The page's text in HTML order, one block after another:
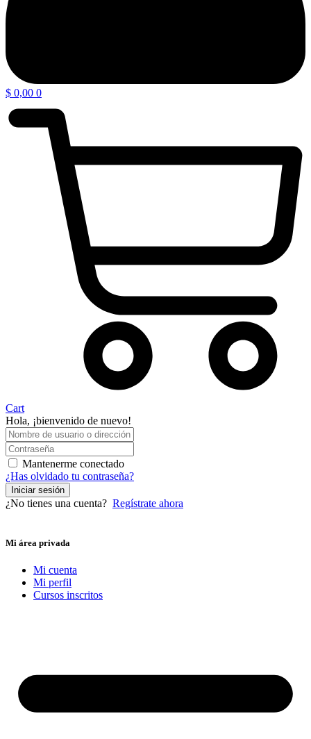
$ 0,00 0
Cart
Hola, ¡bienvenido de nuevo!
Mantenerme conectado
¿Has olvidado tu contraseña?
Iniciar sesión
¿No tienes una cuenta? Regístrate ahora
Mi área privada
Mi cuenta
Mi perfil
Cursos inscritos